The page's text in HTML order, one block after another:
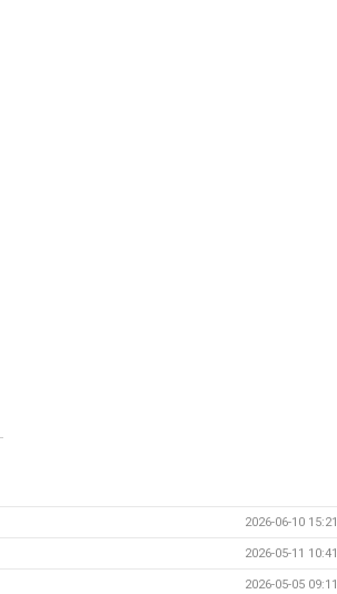
2026-06-10 15:21
2026-05-11 10:41
2026-05-05 09:11